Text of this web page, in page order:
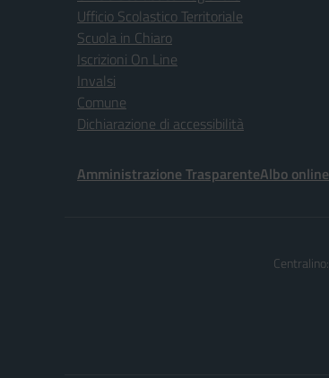
Ufficio Scolastico Territoriale
Scuola in Chiaro
Iscrizioni On Line
Invalsi
Comune
Dichiarazione di accessibilità
Amministrazione TrasparenteAlbo online
Centralino: